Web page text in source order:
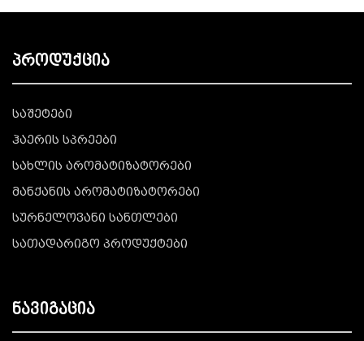
პროდუქცია
საშეტები
ჰაერის სპრეები
სახლის არომატიზატორები
მანქანის არომატიზატორები
სურნელოვანი სანთლები
სათადარიგო პროდუქტები
ნავიგაცია